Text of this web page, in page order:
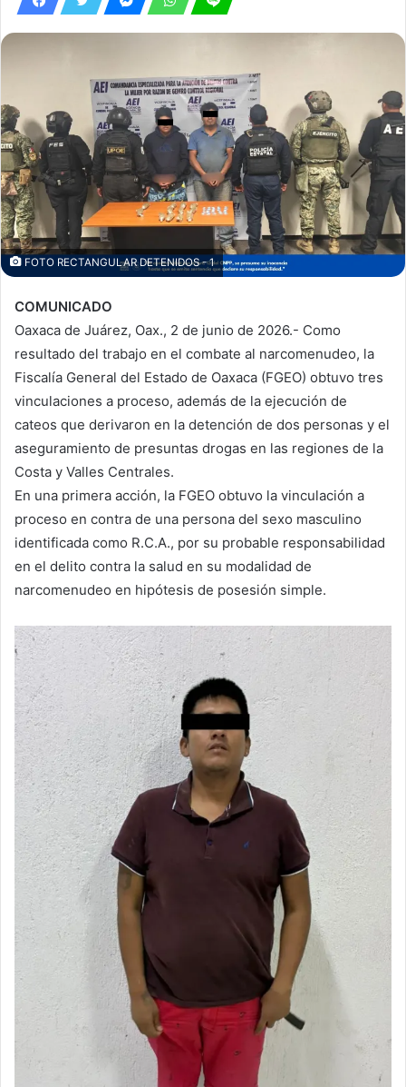
FOTO RECTANGULAR DETENIDOS - 1
COMUNICADO
Oaxaca de Juárez, Oax., 2 de junio de 2026.- Como
resultado del trabajo en el combate al narcomenudeo, la
Fiscalía General del Estado de Oaxaca (FGEO) obtuvo tres
vinculaciones a proceso, además de la ejecución de
cateos que derivaron en la detención de dos personas y el
aseguramiento de presuntas drogas en las regiones de la
Costa y Valles Centrales.
En una primera acción, la FGEO obtuvo la vinculación a
proceso en contra de una persona del sexo masculino
identificada como R.C.A., por su probable responsabilidad
en el delito contra la salud en su modalidad de
narcomenudeo en hipótesis de posesión simple.